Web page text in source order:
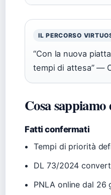
IL PERCORSO
“Con la nuova
tempi di attesa” —
Cosa
Fatti confermati
Tempi di priorità
DL 73/2024
PNLA online dal